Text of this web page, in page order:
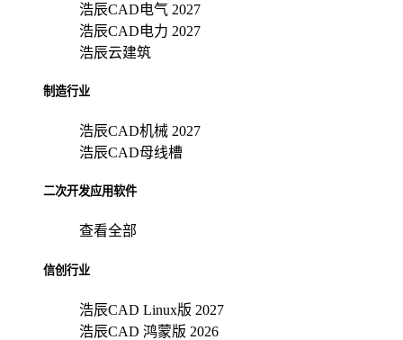
浩辰CAD电气 2027
浩辰CAD电力 2027
浩辰云建筑
制造行业
浩辰CAD机械 2027
浩辰CAD母线槽
二次开发应用软件
查看全部
信创行业
浩辰CAD Linux版 2027
浩辰CAD 鸿蒙版 2026